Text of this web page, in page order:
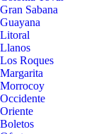
Gran Sabana
Guayana
Litoral
Llanos
Los Roques
Margarita
Morrocoy
Occidente
Oriente
Boletos